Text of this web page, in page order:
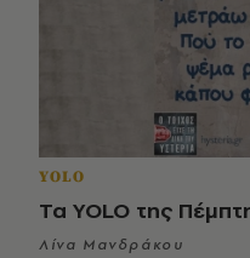
YOLO
Τα YOLO της
Λίνα Μανδράκου